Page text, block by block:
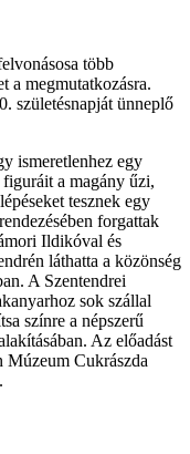
több
a megmutatkozásra.
születésnapját ünneplő
ismeretlenhez egy
a magány űzi,
tesznek egy
forgattak
Ildikóval és
láthatta a közönség
A Szentendrei
sok szállal
színre a népszerű
Az előadást
Múzeum Cukrászda